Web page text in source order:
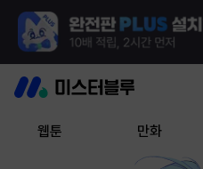
웹툰 만화